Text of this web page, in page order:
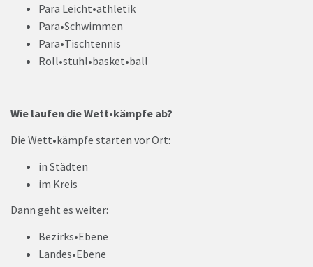
Para Leicht•athletik
Para•Schwimmen
Para•Tischtennis
Roll•stuhl•basket•ball
Wie laufen die Wett•kämpfe ab?
Die Wett•kämpfe starten vor Ort:
in Städten
im Kreis
Dann geht es weiter:
Bezirks•Ebene
Landes•Ebene